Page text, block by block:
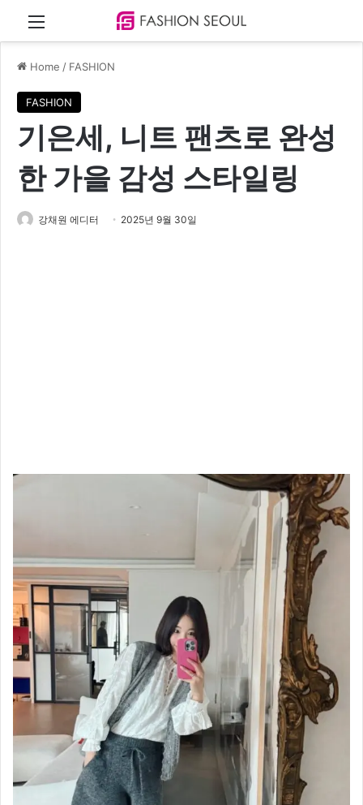
Menu
Home / FASHION
FASHION
기은세, 니트 팬츠로 완성
한 가을 감성 스타일링
강채원 에디터 2025년 9월 30일